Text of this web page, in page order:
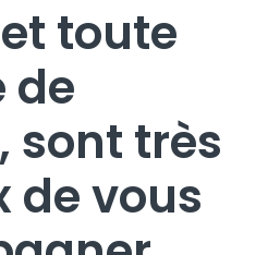
toute
de
sont très
de vous